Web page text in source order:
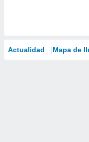
Actualidad Mapa de